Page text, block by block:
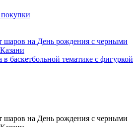
баскетбольной тематике с фигуркой